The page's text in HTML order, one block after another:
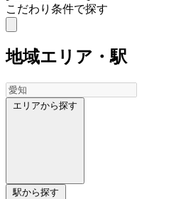
こだわり条件で探す
地域エリア・駅
エリアから探す
駅から探す